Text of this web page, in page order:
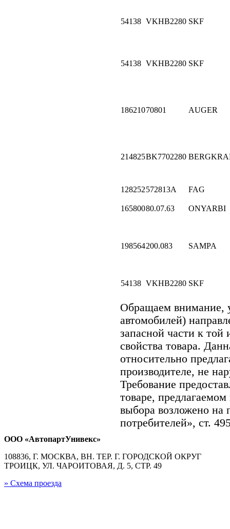
54138 VKHB2280 SKF
54138 VKHB2280 SKF
18621070801 AUGER
214825BK7702280
128252572813A FAG
16580080.07.63 ONYARBI
198564200.083 SAMPA
54138 VKHB2280 SKF
Обращаем
автомобилей)
запасной части к той
свойства товара.
относительно
производителе, не
Требование
товаре,
выбора возложено на
потребителей», ст.
ООО «АвтопартУнивекс»
108836, Г. МОСКВА, ВН. ТЕР. Г. ГОРОДСКОЙ ОКРУГ
ТРОИЦК, УЛ. ЧАРОИТОВАЯ, Д. 5, СТР. 49
» Схема проезда